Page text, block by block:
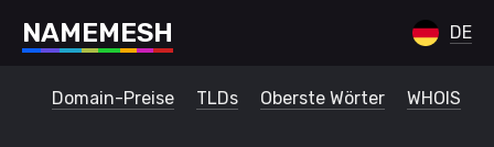
NAMEMESH DE
Domain-Preise TLDs Oberste Wörter WHOIS